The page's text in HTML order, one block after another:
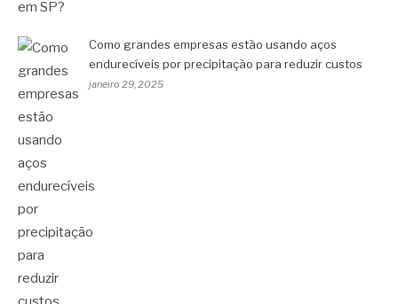
Como grandes empresas estão usando aços
endurecíveis por precipitação para reduzir custos
janeiro 29, 2025